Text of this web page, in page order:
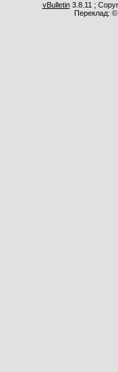
vBulletin3.8.11 ;
Переклад: ©